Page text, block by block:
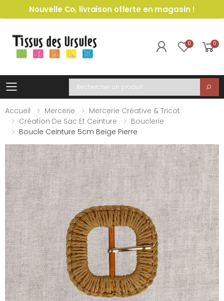
Nouvelle Co, livraison offerte en magasin !
0 0
Toggle mobile menu
Recherche
Accueil
Mercerie
Mercerie Créative & Tricot
Création De Sac Et Ceinture
Bouclerie
Boucle Ceinture 5cm Beige Pierre